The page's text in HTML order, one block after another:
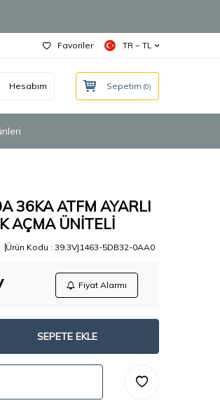
Favoriler TR − TL
Hesabım Sepetim (0)
36KA ATFM AYARLI
AÇMA ÜNİTELİ
Ürün Kodu : 39.3VJ1463-5DB32-0AA0
Fiyat Alarmı
SEPETE EKLE